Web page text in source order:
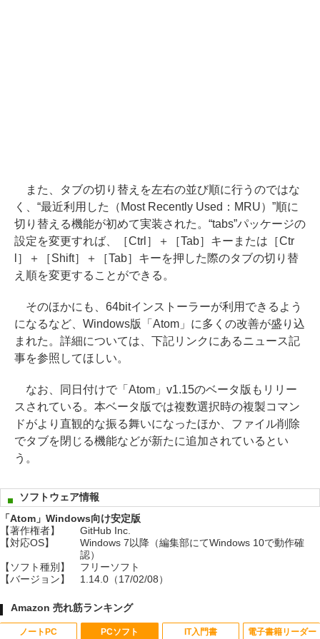
また、タブの切り替えを左右の並び順に行うのではな
く、“最近利用した（Most Recently Used：MRU）”順に
切り替える機能が初めて実装された。“tabs”パッケージの
設定を変更すれば、［Ctrl］＋［Tab］キーまたは［Ctr
l］＋［Shift］＋［Tab］キーを押した際のタブの切り替
え順を変更することができる。
そのほかにも、64bitインストーラーが利用できるよう
になるなど、Windows版「Atom」に多くの改善が盛り込
まれた。詳細については、下記リンクにあるニュース記
事を参照してほしい。
なお、同日付けで「Atom」v1.15のベータ版もリリー
スされている。本ベータ版では複数選択時の複製コマン
ドがより直観的な振る舞いになったほか、ファイル削除
でタブを閉じる機能などが新たに追加されているとい
う。
ソフトウェア情報
「Atom」Windows向け安定版
【著作権者】
GitHub Inc.
【対応OS】
Windows 7以降（編集部にてWindows 10で動作確
認）
【ソフト種別】
フリーソフト
【バージョン】
1.14.0（17/02/08）
Amazon 売れ筋ランキング
ノートPC PCソフト IT入門書 電子書籍リーダー